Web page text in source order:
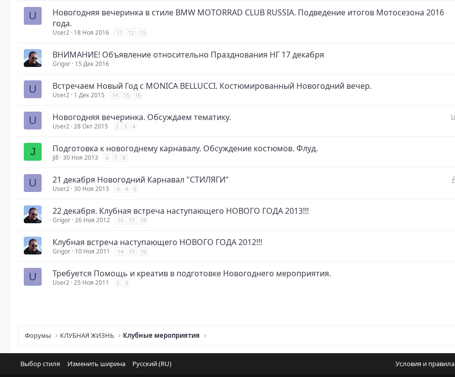
U
Новогодняя вечеринка в стиле BMW MOTORRAD CLUB RUSSIA. Подведение итогов Мотосезона 2016
года.
User2 18 Ноя 2016 11 12 13
ВНИМАНИЕ! Объявление относительно Празднования НГ 17 декабря
Grigor 15 Дек 2016
U Встречаем Новый Год с MONICA BELLUCCI. Костюмированный Новогодний вечер.
User2 1 Дек 2015 14 15 16
U Новогодняя вечеринка. Обсуждаем тематику.
User2 28 Окт 2015 2 3 4
J Подготовка к новогоднему карнавалу. Обсуждение костюмов. Флуд.
Jill 30 Ноя 2013 6 7 8
U 21 декабря Новогодний Карнавал "СТИЛЯГИ"
User2 30 Ноя 2013 3 4 5
22 декабря. Клубная встреча наступающего НОВОГО ГОДА 2013!!!
Grigor 26 Ноя 2012 16 17 18
Клубная встреча наступающего НОВОГО ГОДА 2012!!!
Grigor 10 Ноя 2011 14 15 16
U Требуется Помощь и креатив в подготовке Новогоднего мероприятия.
User2 25 Ноя 2011 2 3
Форумы КЛУБНАЯ ЖИЗНЬ Клубные мероприятия
Выбор стиля Изменить ширина Русский (RU) Условия и правила